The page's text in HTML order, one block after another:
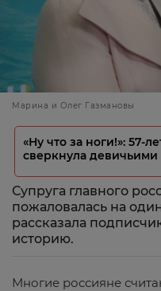
Марина и Олег Газмановы
«Ну что за ноги!»: 57-
сверкнула
Супруга главного
пожаловалась на
рассказала
историю.
Многие россияне